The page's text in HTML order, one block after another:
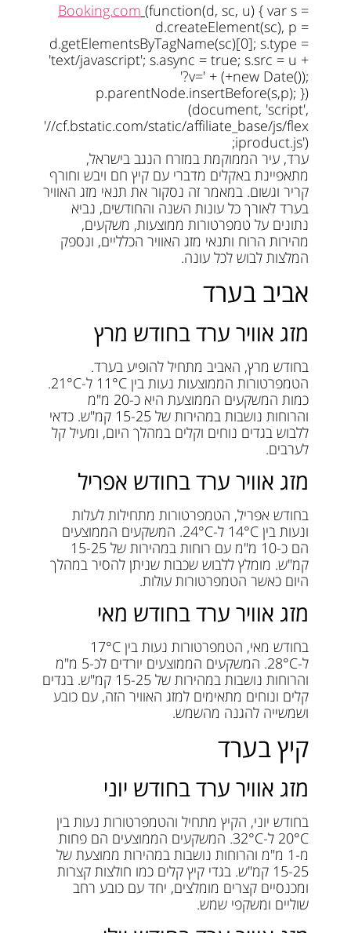
Booking.com (function(d, sc, u) { var s =
d.createElement(sc), p =
d.getElementsByTagName(sc)[0]; s.type =
'text/javascript'; s.async = true; s.src = u +
'?v=' + (+new Date());
p.parentNode.insertBefore(s,p); })
(document, 'script',
'//cf.bstatic.com/static/affiliate_base/js/flex
iproduct.js');
ערד, עיר הממוקמת במזרח הנגב בישראל,
מתאפיינת באקלים מדברי עם קיץ חם ויבש וחורף
קריר וגשום. במאמר זה נסקור את תנאי מזג האוויר
בערד לאורך כל עונות השנה והחודשים, נביא
נתונים על טמפרטורות ממוצעות, משקעים,
מהירות הרוח ותנאי מזג האוויר הכלליים, ונספק
המלצות לבוש לכל עונה.
אביב בערד
מזג אוויר ערד בחודש מרץ
בחודש מרץ, האביב מתחיל להופיע בערד.
הטמפרטורות הממוצעות נעות בין 11°C ל-21°C.
כמות המשקעים הממוצעת היא כ-20 מ"מ
והרוחות נושבות במהירות של 15-25 קמ"ש. כדאי
ללבוש בגדים נוחים וקלים במהלך היום, ומעיל קל
לערבים.
מזג אוויר ערד בחודש אפריל
בחודש אפריל, הטמפרטורות מתחילות לעלות
ונעות בין 14°C ל-24°C. המשקעים הממוצעים
הם כ-10 מ"מ עם רוחות במהירות של 15-25
קמ"ש. מומלץ ללבוש שכבות שניתן להסיר במהלך
היום כאשר הטמפרטורות עולות.
מזג אוויר ערד בחודש מאי
בחודש מאי, הטמפרטורות נעות בין 17°C
ל-28°C. המשקעים הממוצעים יורדים לכ-5 מ"מ
והרוחות נושבות במהירות של 15-25 קמ"ש. בגדים
קלים ונוחים מתאימים למזג האוויר הזה, עם כובע
ושמשייה להגנה מהשמש.
קיץ בערד
מזג אוויר ערד בחודש יוני
בחודש יוני, הקיץ מתחיל והטמפרטורות נעות בין
20°C ל-32°C. המשקעים הממוצעים הם פחות
מ-1 מ"מ והרוחות נושבות במהירות ממוצעת של
15-25 קמ"ש. בגדי קיץ קלים כמו חולצות קצרות
ומכנסיים קצרים מומלצים, יחד עם כובע רחב
שוליים ומשקפי שמש.